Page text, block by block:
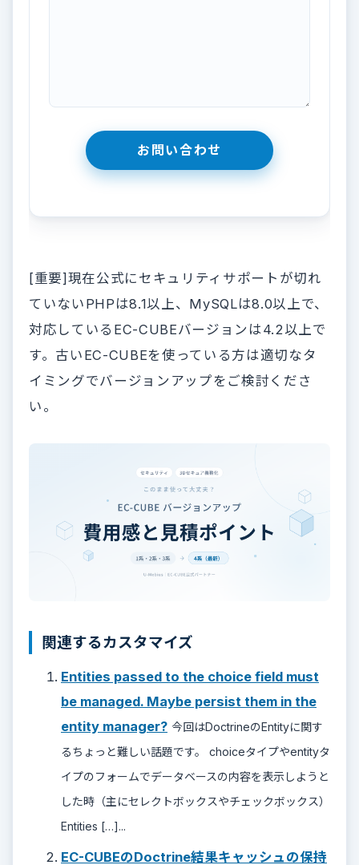
[重要]現在公式にセキュリティサポートが切れ
ていないPHPは8.1以上、MySQLは8.0以上で、
対応しているEC-CUBEバージョンは4.2以上で
す。古いEC-CUBEを使っている方は適切なタ
イミングでバージョンアップをご検討くださ
い。
関連するカスタマイズ
Entities passed to the choice field must
be managed. Maybe persist them in the
entity manager? 今回はDoctrineのEntityに関す
るちょっと難しい話題です。 choiceタイプやentityタ
イプのフォームでデータベースの内容を表示しようと
した時（主にセレクトボックスやチェックボックス）
Entities […]...
EC-CUBEのDoctrine結果キャッシュの保持